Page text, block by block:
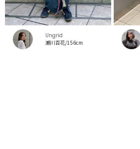
Ungrid
瀬川百花/156cm